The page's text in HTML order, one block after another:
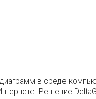
в среде
Решение